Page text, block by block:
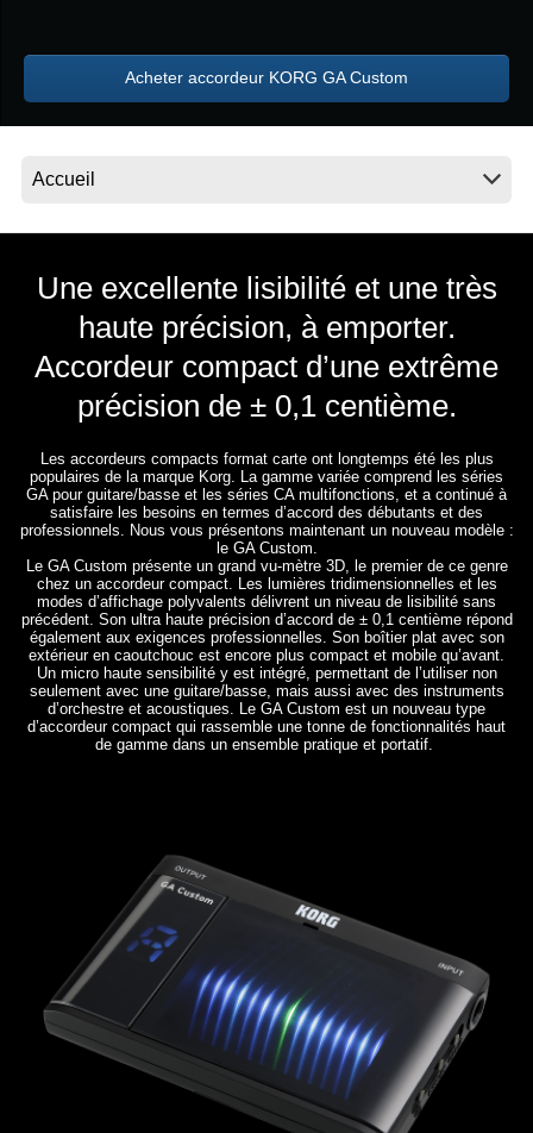
Acheter accordeur KORG GA Custom
Une excellente lisibilité et une très
haute précision, à emporter.
Accordeur compact d’une extrême
précision de ± 0,1 centième.
Les accordeurs compacts format carte ont longtemps été les plus
populaires de la marque Korg. La gamme variée comprend les séries
GA pour guitare/basse et les séries CA multifonctions, et a continué à
satisfaire les besoins en termes d’accord des débutants et des
professionnels. Nous vous présentons maintenant un nouveau modèle :
le GA Custom.
Le GA Custom présente un grand vu-mètre 3D, le premier de ce genre
chez un accordeur compact. Les lumières tridimensionnelles et les
modes d’affichage polyvalents délivrent un niveau de lisibilité sans
précédent. Son ultra haute précision d’accord de ± 0,1 centième répond
également aux exigences professionnelles. Son boîtier plat avec son
extérieur en caoutchouc est encore plus compact et mobile qu’avant.
Un micro haute sensibilité y est intégré, permettant de l’utiliser non
seulement avec une guitare/basse, mais aussi avec des instruments
d’orchestre et acoustiques. Le GA Custom est un nouveau type
d’accordeur compact qui rassemble une tonne de fonctionnalités haut
de gamme dans un ensemble pratique et portatif.